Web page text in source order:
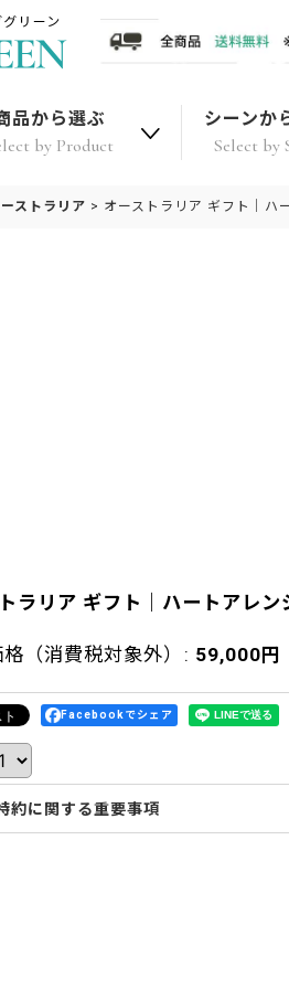
品から選ぶ
by Product
シーンか
Select by
ストラリア > オーストラリア ギフト｜ハ
ラリア ギフト｜ハートアレン
（消費税対象外） : 59,000 円
Facebookでシェア
約に関する重要事項